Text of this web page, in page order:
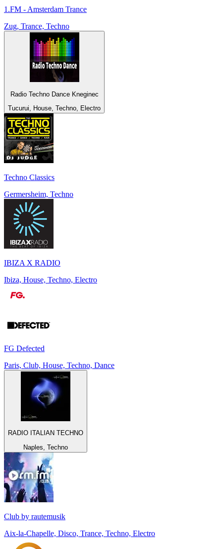
1.FM - Amsterdam Trance
Zug, Trance, Techno
Radio Techno Dance Kneginec
Tucurui, House, Techno, Electro
Techno Classics
Germersheim, Techno
IBIZA X RADIO
Ibiza, House, Techno, Electro
FG Defected
Paris, Club, House, Techno, Dance
RADIO ITALIAN TECHNO
Naples, Techno
Club by rautemusik
Aix-la-Chapelle, Disco, Trance, Techno, Electro